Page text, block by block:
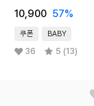
10,900 57%
쿠폰 BABY
36 5 (13)